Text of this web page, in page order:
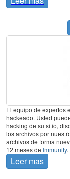
El equipo de expertos
hackeado. Usted
hacking de su sitio,
los archivos por
archivos de forma
12 meses de Immunify.
Leer mas